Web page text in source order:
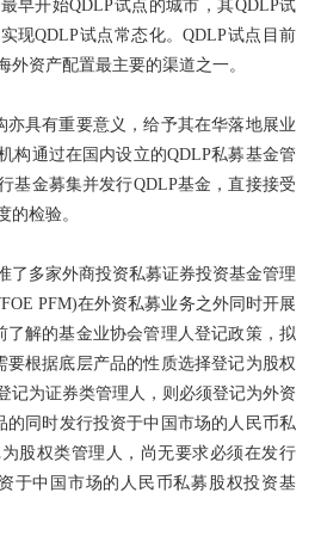
早开始QDLP试点的城市，其QDLP试
现QDLP试点常态化。QDLP试点目前
外资产配置最主要的渠道之一。
亦具有重要意义，给予其在华落地展业
构通过在国内设立的QDLP私募基金管
基金募集并发行QDLP基金，直接接受
的检验。
了多家外商投资私募证券投资基金管理
PFM)在外资私募业务之外同时开展
了解的基金业协会管理人登记政策，拟
要根据底层产品的性质选择登记为股权
记为证券类管理人，则必须登记为外资
的同时发行投资于中国市场的人民币私
股权类管理人，尚无要求必须在发行
于中国市场的人民币私募股权投资基